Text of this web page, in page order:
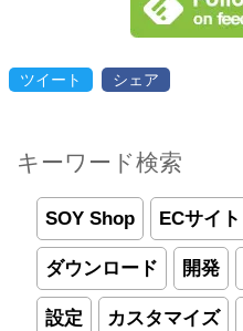
ツイート シェア
キーワード検索
SOY Shop ECサイト
ダウンロード 開発
設定 カスタマイズ